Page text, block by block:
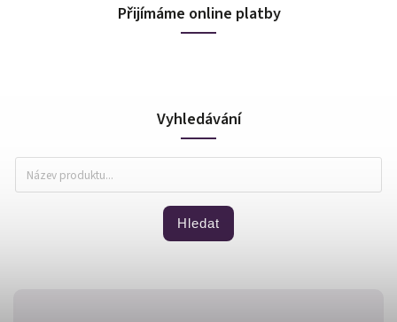
Přijímáme online platby
Vyhledávání
Hledat